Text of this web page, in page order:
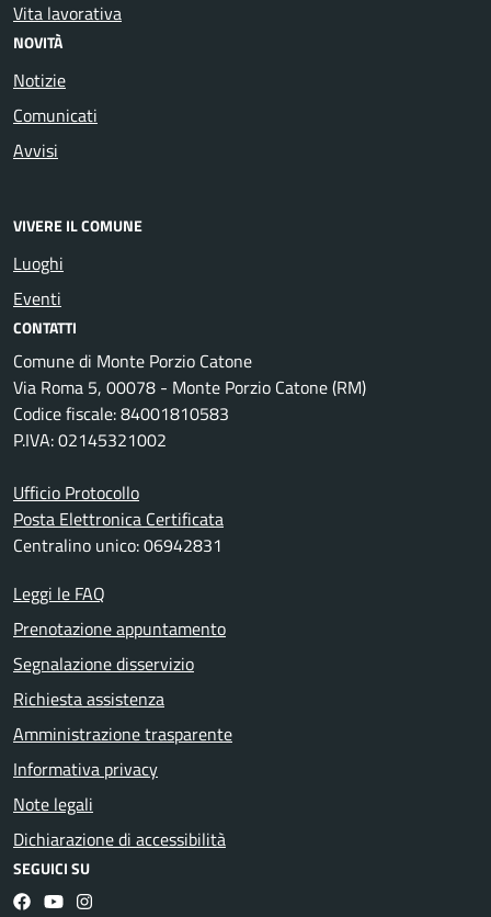
Vita lavorativa
NOVITÀ
Notizie
Comunicati
Avvisi
VIVERE IL COMUNE
Luoghi
Eventi
CONTATTI
Comune di Monte Porzio Catone
Via Roma 5, 00078 - Monte Porzio Catone (RM)
Codice fiscale: 84001810583
P.IVA: 02145321002
Ufficio Protocollo
Posta Elettronica Certificata
Centralino unico: 06942831
Leggi le FAQ
Prenotazione appuntamento
Segnalazione disservizio
Richiesta assistenza
Amministrazione trasparente
Informativa privacy
Note legali
Dichiarazione di accessibilità
SEGUICI SU
Facebook
YouTubeInstagram